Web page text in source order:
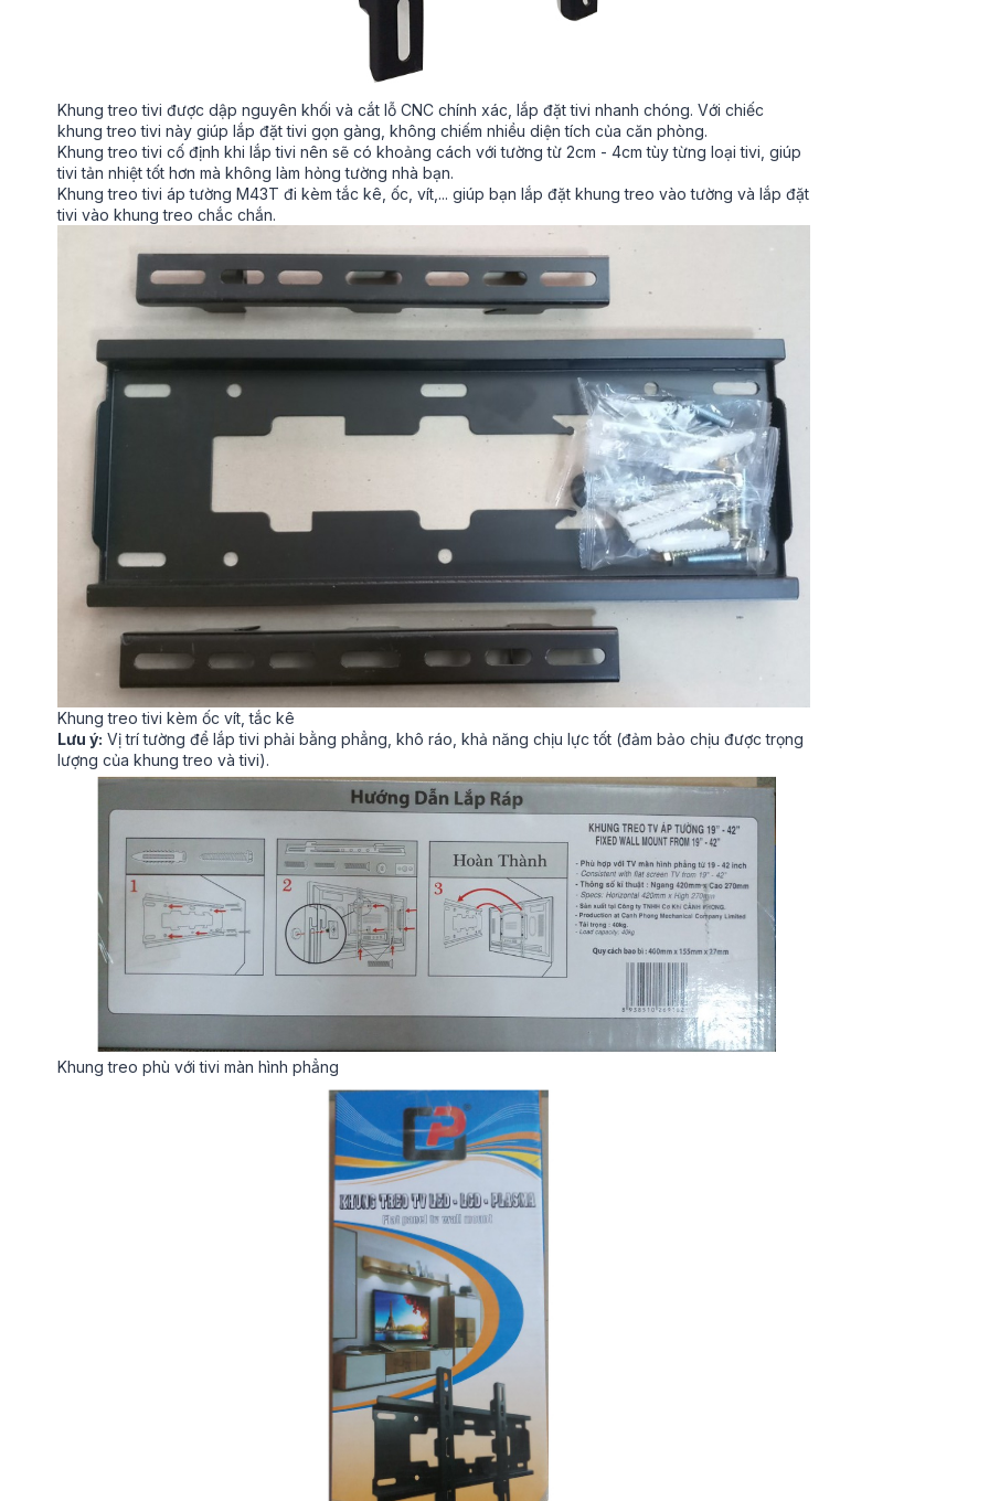
Khung treo tivi được dập nguyên khối và cắt lỗ CNC chính xác, lắp đặt tivi nhanh chóng. Với chiếc
khung treo tivi này giúp lắp đặt tivi gọn gàng, không chiếm nhiều diện tích của căn phòng.
Khung treo tivi cố định khi lắp tivi nên sẽ có khoảng cách với tường từ 2cm - 4cm tùy từng loại tivi, giúp
tivi tản nhiệt tốt hơn mà không làm hỏng tường nhà bạn.
Khung treo tivi áp tường M43T đi kèm tắc kê, ốc, vít,... giúp bạn lắp đặt khung treo vào tường và lắp đặt
tivi vào khung treo chắc chắn.
Khung treo tivi kèm ốc vít, tắc kê
Lưu ý: Vị trí tường để lắp tivi phải bằng phẳng, khô ráo, khả năng chịu lực tốt (đảm bảo chịu được trọng
lượng của khung treo và tivi).
Khung treo phù với tivi màn hình phẳng